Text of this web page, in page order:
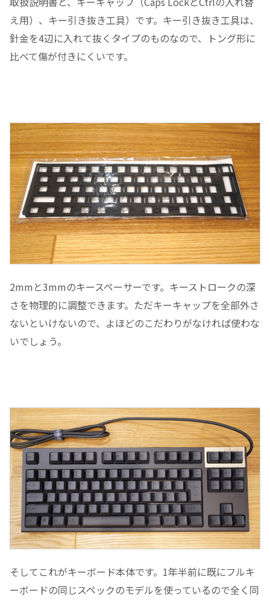
え用）、キー引き抜き工具）です。キー引き抜き工具は、
針金を4辺に入れて抜くタイプのものなので、トング形に
比べて傷が付きにくいです。
2mmと3mmのキースペーサーです。キーストロークの深
さを物理的に調整できます。ただキーキャップを全部外さ
ないといけないので、よほどのこだわりがなければ使わな
いでしょう。
そしてこれがキーボード本体です。1年半前に既にフルキ
ーボードの同じスペックのモデルを使っているので全く同